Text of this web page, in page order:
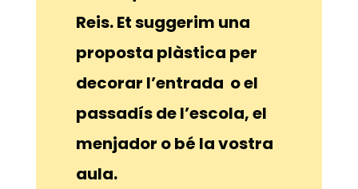
Reis. Et suggerim una
proposta plàstica per
decorar l’entrada o el
passadís de l’escola, el
menjador o bé la vostra
aula.